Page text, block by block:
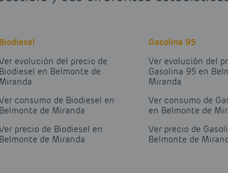
Biodiesel
evolución del precio de
Biodiesel en Belmonte de
Miranda
consumo de Biodiesel en
Belmonte de Miranda
precio de Biodiesel en
Belmonte de Miranda
Gasolina 95
Ver evolución del
Gasolina 95 en
Miranda
Ver consumo de
en Belmonte de
Ver precio de
Belmonte de